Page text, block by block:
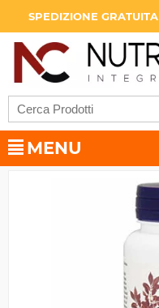
SPEDIZIONE GRATUITA
MENU